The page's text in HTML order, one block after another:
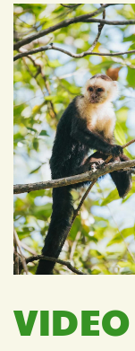
VIDEO